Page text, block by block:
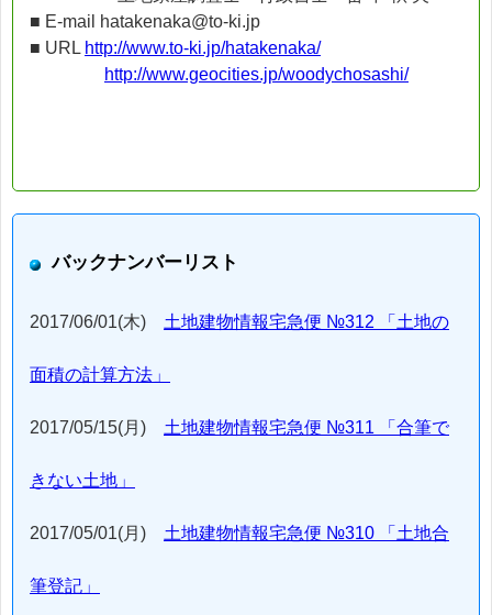
■ E-mail hatakenaka@to-ki.jp
■ URL http://www.to-ki.jp/hatakenaka/
http://www.geocities.jp/woodychosashi/
バックナンバーリスト
2017/06/01(木) 土地建物情報宅急便 №312 「土地の
面積の計算方法」
2017/05/15(月) 土地建物情報宅急便 №311 「合筆で
きない土地」
2017/05/01(月) 土地建物情報宅急便 №310 「土地合
筆登記」